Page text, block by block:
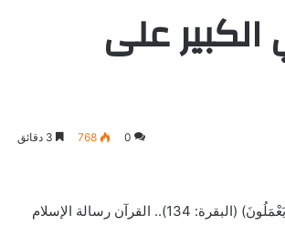
الكبير على
0
768
قال تعالى (تِلْكَ أُمَّةٌ قَدْ خَلَتْ ۖ لَهَا مَا كَسَبَتْ وَلَكُم مَّا كَسَبْتُمْ ۖ وَلَا تُسْأَلُونَ عَمَّا كَانُوا يَعْمَلُونَ) (البقرة: 134).. القرآن رسالة الإسلام